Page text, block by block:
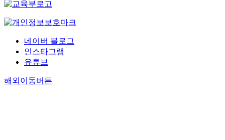
네이버 블로그
인스타그램
유튜브
해외이동버튼